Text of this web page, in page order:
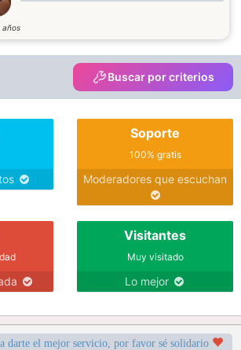
años
Buscar por criterios
Soporte
100% gratis
Moderadores que escuchan
Visitantes
Muy visitado
Lo mejor
darte el mejor servicio, por favor sé solidario